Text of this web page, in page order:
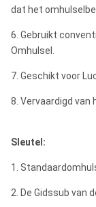
dat het
6. Gebruikt
Omhulsel.
7. Geschikt voor
8. Vervaardigd
Sleutel:
1.
2. De Gidssub van